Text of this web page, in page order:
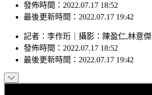
發佈時間：2022.07.17 18:52
最後更新時間：2022.07.17 19:42
記者 ： 李作珩 攝影 ： 陳盈仁,林意傑
發佈時間： 2022.07.17 18:52
最後更新時間： 2022.07.17 19:42